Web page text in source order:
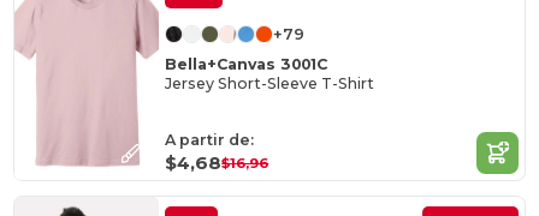
+79
Bella+Canvas 3001C
Jersey Short-Sleeve T-Shirt
A partir de:
$4,68$16,96